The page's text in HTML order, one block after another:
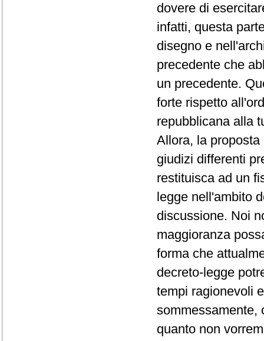
dovere di
infatti, questa
disegno e
precedente che
un precedente.
forte rispetto
repubblicana alla
Allora, la
giudizi differenti
restituisca ad un
legge nell'ambito
discussione. Noi
maggioranza
forma che
decreto-legge
tempi ragionevoli
sommessamente,
quanto non